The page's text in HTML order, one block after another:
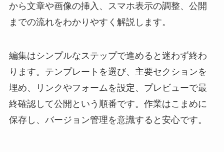
から文章や画像の挿入、スマホ表示の調整、公開
までの流れをわかりやすく解説します。
編集はシンプルなステップで進めると迷わず終わ
ります。テンプレートを選び、主要セクションを
埋め、リンクやフォームを設定、プレビューで最
終確認して公開という順番です。作業はこまめに
保存し、バージョン管理を意識すると安心です。